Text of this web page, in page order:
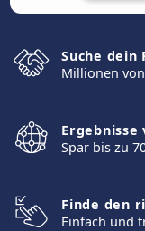
Suche dein
Millionen
Spar bis zu
Finde den
Einfach und